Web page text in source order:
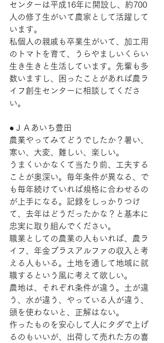
センターは平成16年に開設し、約700
人の修了生がいて農家として活躍して
います。
私個人の親戚も卒業生がいて、加工用
のトマトを育て、うらやましいくらい
生き生きと生活しています。先輩も多
数いますし、困ったことがあれば農ラ
イフ創生センターに相談してくださ
い。
●ＪＡあいち豊田
農業やってみてどうでしたか？暑い、
寒い、大変、難しい、楽しい。
うまくいかなくて当たり前、工夫する
ことが奥深い。毎年条件が異なる、で
も毎年続けていれば規格に合わせるの
が上手になる。記録をしっかりつけ
て、去年はどうだったかな？と基本に
忠実に取り組んでください。
職業としての農業の人もいれば、農ラ
イフ、年金プラスアルファの収入と考
える人もいる。土地を通して地域に就
職するという風に考えて欲しい。
農地は、それぞれ条件が違う。土が違
う、水が違う、やっている人が違う、
頭を使わないと、正解はない。
作ったものを安心して人にタダで上げ
るのもいいが、出荷して売れた方の喜